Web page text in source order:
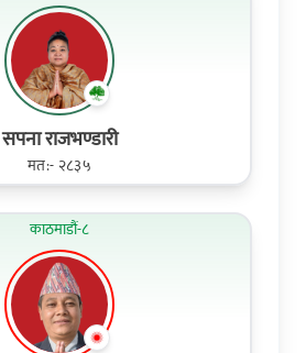
सपना राजभण्डारी
मत:- २८३५
काठमाडौं-८